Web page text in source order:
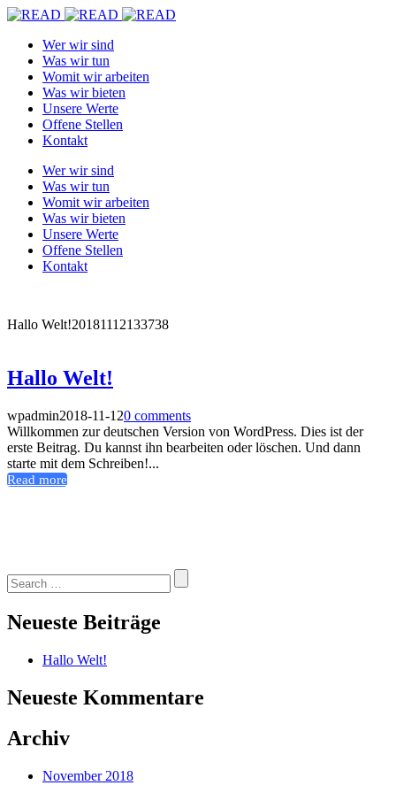
Wer wir sind
Was wir tun
Womit wir arbeiten
Was wir bieten
Unsere Werte
Offene Stellen
Kontakt
Wer wir sind
Was wir tun
Womit wir arbeiten
Was wir bieten
Unsere Werte
Offene Stellen
Kontakt
Hallo Welt!20181112133738
Hallo Welt!
wpadmin2018-11-120 comments
Willkommen zur deutschen Version von WordPress. Dies ist der
erste Beitrag. Du kannst ihn bearbeiten oder löschen. Und dann
starte mit dem Schreiben!...
Read more
Search
for:
Neueste Beiträge
Hallo Welt!
Neueste Kommentare
Archiv
November 2018